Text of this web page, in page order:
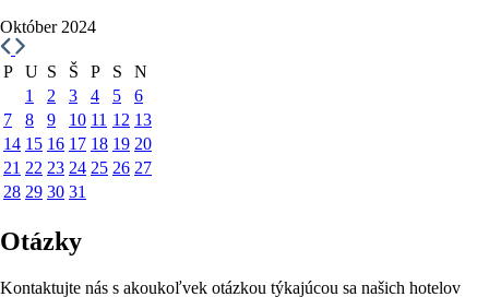
Október 2024
P U S Š P S
N
1
2 3 4 5
6
7
8 9 10 11 12 13
14 15 16 17 18 19 20
21 22 23 24 25 26 27
28 29 30 31
Otázky
Kontaktujte nás s akoukoľvek otázkou týkajúcou sa našich hotelov